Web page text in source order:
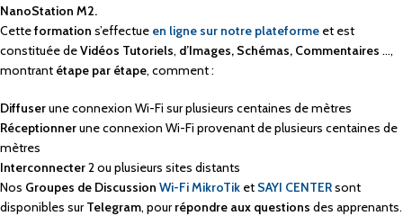
NanoStation M2.
Cetteformation s’effectue en ligne sur notre plateforme et est
constituée deVidéos Tutoriels, d’Images, Schémas, Commentaires …,
montrant étape par étape, comment :
Diffuserune connexion Wi-Fi sur plusieurs centaines de mètres
Réceptionnerune connexion Wi-Fi provenant de plusieurs centaines de
mètres
Interconnecter2 ou plusieurs sites distants
Nos Groupes de Discussion Wi-Fi MikroTik et SAYI CENTERsont
disponibles surTelegram, pourrépondre aux questions des apprenants.